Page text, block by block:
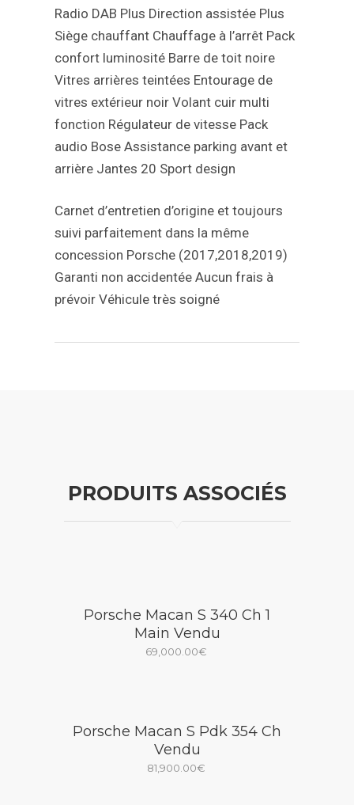
Radio DAB Plus Direction assistée Plus
Siège chauffant Chauffage à l’arrêt Pack
confort luminosité Barre de toit noire
Vitres arrières teintées Entourage de
vitres extérieur noir Volant cuir multi
fonction Régulateur de vitesse Pack
audio Bose Assistance parking avant et
arrière Jantes 20 Sport design
Carnet d’entretien d’origine et toujours
suivi parfaitement dans la même
concession Porsche (2017,2018,2019)
Garanti non accidentée Aucun frais à
prévoir Véhicule très soigné
PRODUITS ASSOCIÉS
Porsche Macan S 340 Ch 1
Main Vendu
69,000.00€
Porsche Macan S Pdk 354 Ch
Vendu
81,900.00€